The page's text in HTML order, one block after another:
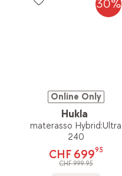
30%
Online Only
Hukla
materasso Hybrid:Ultra
240
CHF 69995
CHF 999.95